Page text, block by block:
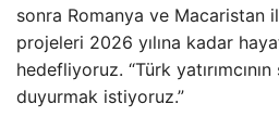
sonra Romanya ve Macaristan
projeleri 2026 yılına kadar
hedefliyoruz. “Türk
duyurmak istiyoruz.”